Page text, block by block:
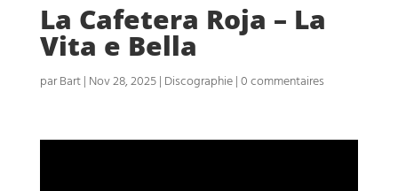
La Cafetera Roja – La
Vita e Bella
parBart| Nov 28, 2025| Discographie| 0 commentaires